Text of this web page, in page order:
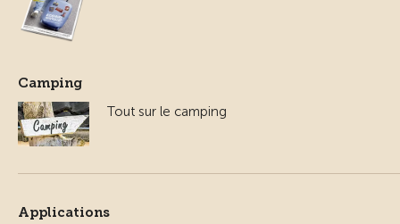
Camping
Tout sur le camping
Applications